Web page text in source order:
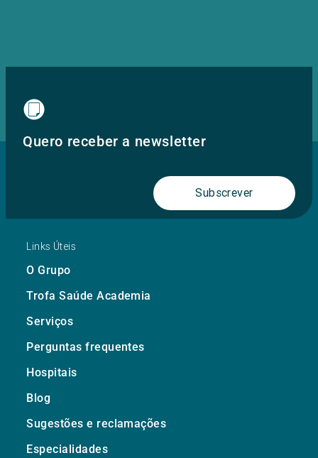
Quero receber a newsletter
Subscrever
Links Úteis
O Grupo
Trofa Saúde Academia
Serviços
Perguntas frequentes
Hospitais
Blog
Sugestões e reclamações
Especialidades